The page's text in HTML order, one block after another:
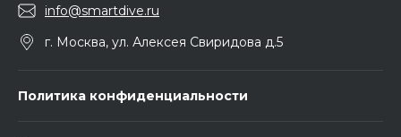
info@smartdive.ru
г. Москва, ул. Алексея Свиридова д.5
Политика конфиденциальности